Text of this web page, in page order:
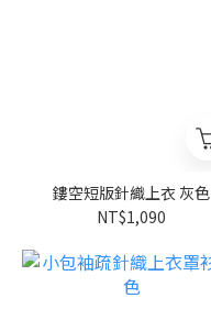
鏤空短版針織上衣 灰色
NT$1,090